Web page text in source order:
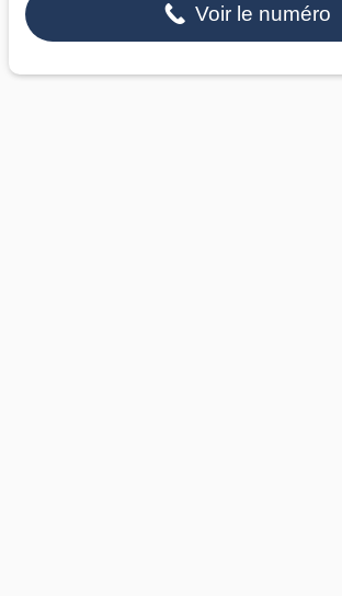
Voir le numéro